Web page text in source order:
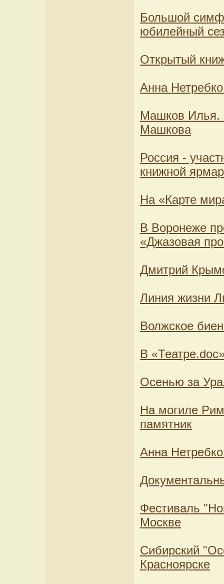
Большой
юбилейный
Открытый
Анна
Машков Илья.
Машкова
Россия -
книжной
На «Карте
В Воронеже
«Джазовая
Дмитрий
Линия жизни
Волжское
В
Осенью за
На могиле
памятник
Анна
Фестиваль
Москве
Сибирский
Красноярске